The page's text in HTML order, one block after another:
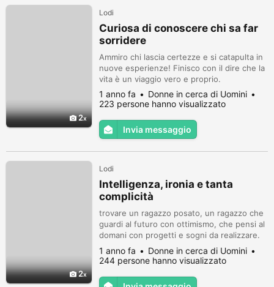
2
Lodi
Curiosa di conoscere chi sa far
sorridere
Ammiro chi lascia certezze e si catapulta in
nuove esperienze! Finisco con il dire che la
vita è un viaggio vero e proprio.
1 anno fa
Donne in cerca di Uomini
223 persone hanno visualizzato
Invia messaggio
2
Lodi
Intelligenza, ironia e tanta
complicità
trovare un ragazzo posato, un ragazzo che
guardi al futuro con ottimismo, che pensi al
domani con progetti e sogni da realizzare.
Sei tu?
1 anno fa
Donne in cerca di Uomini
244 persone hanno visualizzato